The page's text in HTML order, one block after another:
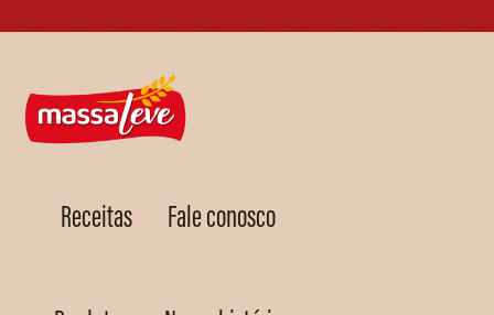
Receitas Fale conosco